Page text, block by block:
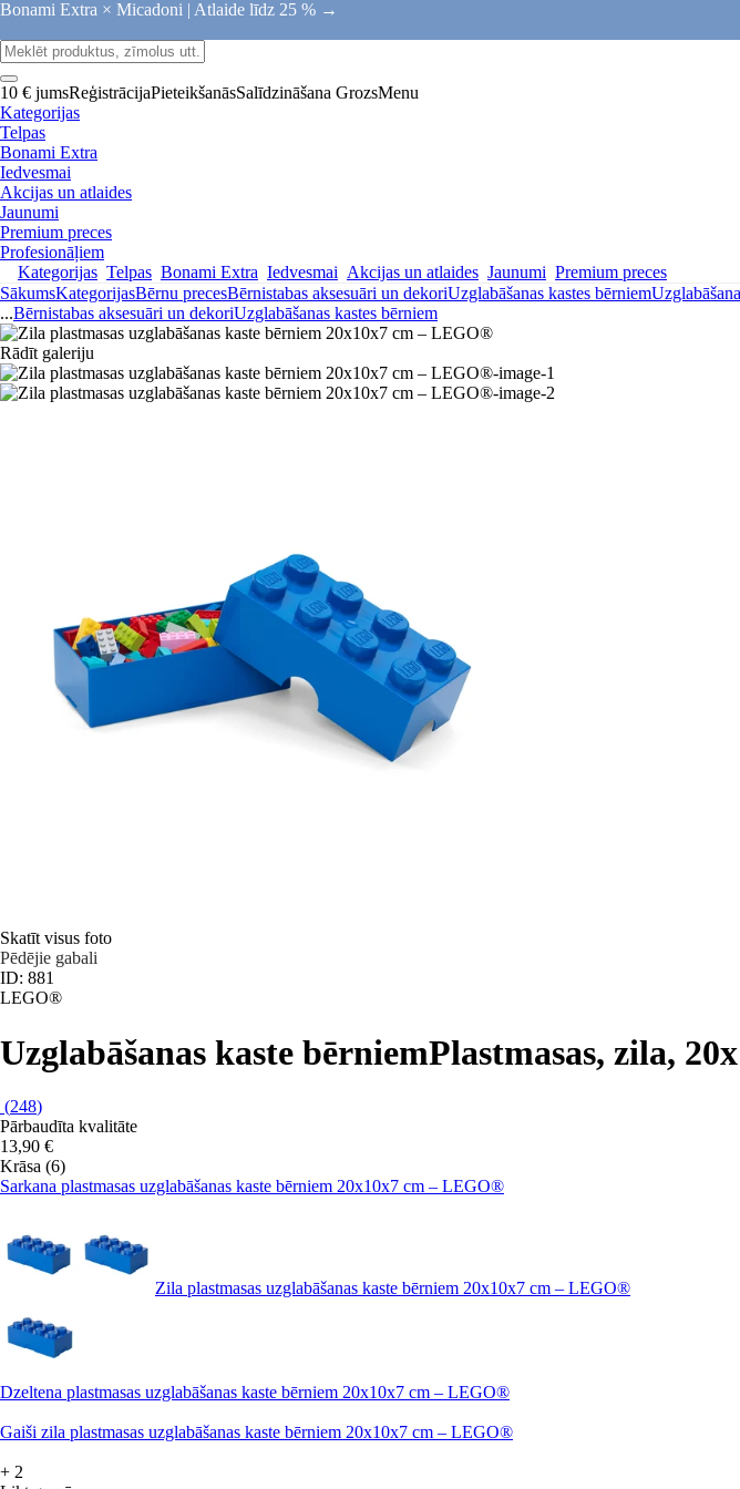
Bonami Extra × Micadoni | Atlaide līdz 25 % →
10 € jumsReģistrācijaPieteikšanāsSalīdzināšana GrozsMenu
Kategorijas
Telpas
Bonami Extra
Iedvesmai
Akcijas un atlaides
Jaunumi
Premium preces
Profesionāļiem
Kategorijas Telpas Bonami Extra Iedvesmai Akcijas un atlaides Jaunumi Premium preces
SākumsKategorijasBērnu precesBērnistabas aksesuāri un dekoriUzglabāšanas kastes bērniem
...Bērnistabas aksesuāri un dekoriUzglabāšanas kastes bērniem
Rādīt galeriju
Skatīt visus foto
Pēdējie gabali
ID: 881
LEGO®
Uzglabāšanas kaste bērniemPlastmasas, zila,
(248)
Pārbaudīta kvalitāte
13,90 €
Krāsa (6)
Sarkana plastmasas uzglabāšanas kaste bērniem 20x10x7 cm – LEGO®
Zila plastmasas uzglabāšanas kaste bērniem 20x10x7 cm – LEGO®
Dzeltena plastmasas uzglabāšanas kaste bērniem 20x10x7 cm – LEGO®
Gaiši zila plastmasas uzglabāšanas kaste bērniem 20x10x7 cm – LEGO®
+ 2